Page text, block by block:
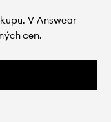
V Answear
cen.